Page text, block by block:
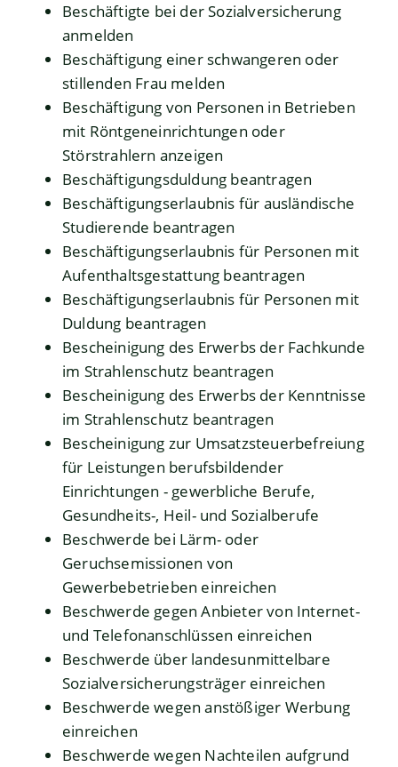
Beschäftigte bei der Sozialversicherung
anmelden
Beschäftigung einer schwangeren oder
stillenden Frau melden
Beschäftigung von Personen in Betrieben
mit Röntgeneinrichtungen oder
Störstrahlern anzeigen
Beschäftigungsduldung beantragen
Beschäftigungserlaubnis für ausländische
Studierende beantragen
Beschäftigungserlaubnis für Personen mit
Aufenthaltsgestattung beantragen
Beschäftigungserlaubnis für Personen mit
Duldung beantragen
Bescheinigung des Erwerbs der Fachkunde
im Strahlenschutz beantragen
Bescheinigung des Erwerbs der Kenntnisse
im Strahlenschutz beantragen
Bescheinigung zur Umsatzsteuerbefreiung
für Leistungen berufsbildender
Einrichtungen - gewerbliche Berufe,
Gesundheits-, Heil- und Sozialberufe
Beschwerde bei Lärm- oder
Geruchsemissionen von
Gewerbebetrieben einreichen
Beschwerde gegen Anbieter von Internet-
und Telefonanschlüssen einreichen
Beschwerde über landesunmittelbare
Sozialversicherungsträger einreichen
Beschwerde wegen anstößiger Werbung
einreichen
Beschwerde wegen Nachteilen aufgrund